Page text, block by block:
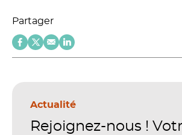
Partager
Actualité
Rejoignez-nous !